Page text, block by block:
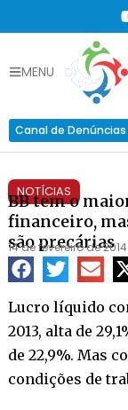
MENU
Canal de Denúncias
NOTÍCIAS
BB tem o
financeiro,
são precárias
14 de fevereiro de 2014
Lucro líquido
2013, alta de
de 22,9%. Mas
condições de